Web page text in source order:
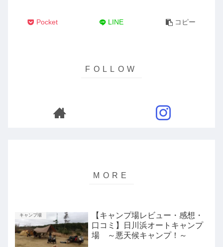
Pocket LINE コピー
キャンプ場
【キャンプ場レビュー・感想・
口コミ】日川浜オートキャンプ
場 ～悪天候キャンプ！～